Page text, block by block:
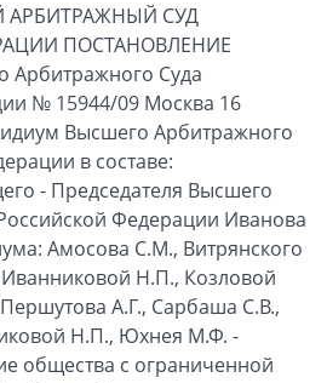
АРБИТРАЖНЫЙ СУД
ПОСТАНОВЛЕНИЕ
Арбитражного Суда
№ 15944/09 Москва 16
Высшего Арбитражного
в составе:
- Председателя Высшего
Федерации Иванова
Амосова С.М., Витрянского
Иванниковой Н.П., Козловой
А.Г., Сарбаша С.В.,
Н.П., Юхнея М.Ф. -
общества с ограниченной